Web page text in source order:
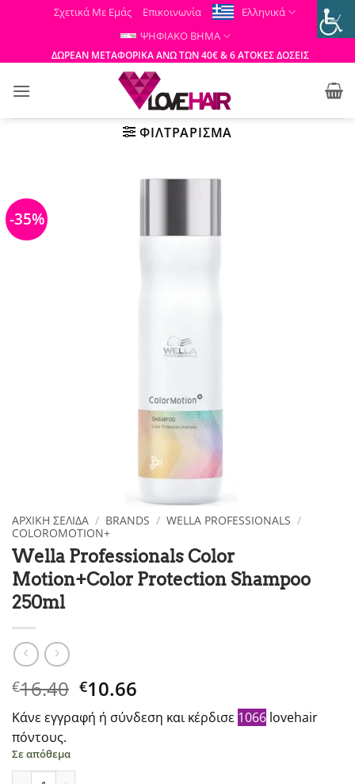
Μετάβαση
περιεχόμενο
Σχετικά Με Εμάς Επικοινωνία
Ελληνικά
ΨΗΦΙΑΚΟ ΒΗΜΑ
ΔΩΡΕΑΝ ΜΕΤΑΦΟΡΙΚΑ ΑΝΩ ΤΩΝ 40€ & 6 ΑΤΟΚΕΣ ΔΟΣΕΙΣ
ΦΙΛΤΡΆΡΙΣΜΑ
-35%
ΑΡΧΙΚΉ ΣΕΛΊΔΑ / BRANDS / WELLA PROFESSIONALS /
COLOROMOTION+
Wella Professionals Color
Motion+Color Protection Shampoo
250ml
€16.40 Original
price
was:
€10.66
τρέχουσα
τιμή
Κάνε εγγραφή ή σύνδεση και κέρδισε 1066 lovehair
πόντους.
Σε απόθεμα
Wella Professionals Color Motion+Color Protection Shampoo